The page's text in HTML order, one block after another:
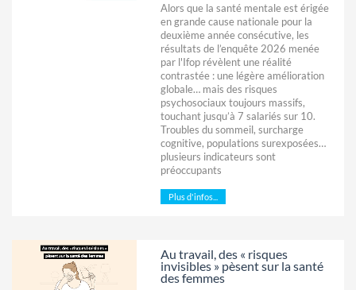
Alors que la santé mentale est érigée
en grande cause nationale pour la
deuxième année consécutive, les
résultats de l’enquête 2026 menée
par l'Ifop révèlent une réalité
contrastée : une légère amélioration
globale… mais des risques
psychosociaux toujours massifs,
touchant jusqu’à 7 salariés sur 10.
Troubles du sommeil, surcharge
cognitive, populations surexposées…
plusieurs indicateurs sont
préoccupants
Plus d'infos...
Au travail, des « risques
invisibles » pèsent sur la santé
des femmes